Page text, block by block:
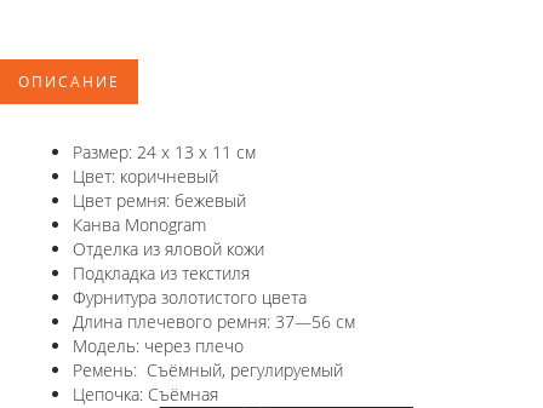
ОПИСАНИЕ
Размер: 24 x 13 x 11 см
Цвет: коричневый
Цвет ремня: бежевый
Канва Monogram
Отделка из яловой кожи
Подкладка из текстиля
Фурнитура золотистого цвета
Длина плечевого ремня: 37—56 см
Модель: через плечо
Ремень: Съёмный, регулируемый
Цепочка: Съёмная